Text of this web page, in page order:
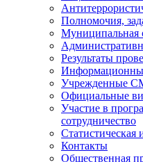
Полномочия,
Муниципальная
Результаты
Учрежденные
Официальные
Участие в
сотрудничество
Статистическая
Контакты
Общественная